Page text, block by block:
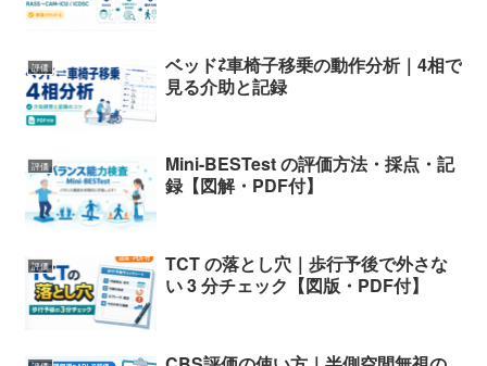
評価
ベッド⇄車椅子移乗の動作分析｜4相で
見る介助と記録
評価
Mini-BESTest の評価方法・採点・記
録【図解・PDF付】
評価
TCT の落とし穴｜歩行予後で外さな
い 3 分チェック【図版・PDF付】